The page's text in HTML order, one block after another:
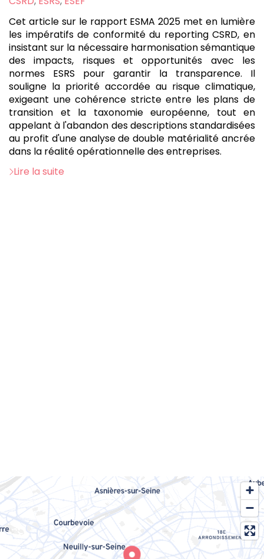
Cet article sur le rapport ESMA 2025 met en lumière
les impératifs de conformité du reporting CSRD, en
insistant sur la nécessaire harmonisation sémantique
des impacts, risques et opportunités avec les
normes ESRS pour garantir la transparence. Il
souligne la priorité accordée au risque climatique,
exigeant une cohérence stricte entre les plans de
transition et la taxonomie européenne, tout en
appelant à l'abandon des descriptions standardisées
au profit d'une analyse de double matérialité ancrée
dans la réalité opérationnelle des entreprises.
Lire la suite